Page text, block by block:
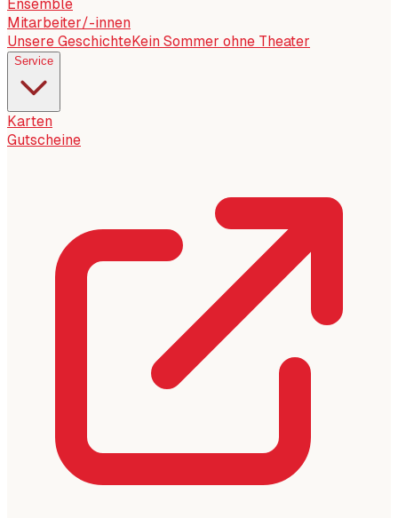
Ensemble
Mitarbeiter/-innen
Unsere GeschichteKein Sommer ohne Theater
Service
Karten
Gutscheine